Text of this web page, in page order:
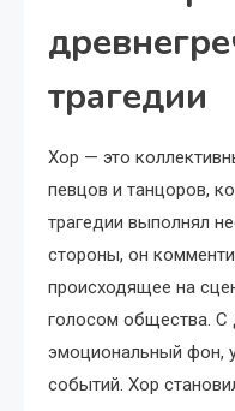
трагедии
Хор — это
певцов и танцоров,
трагедии выполнял
стороны, он
происходящее на
голосом общества. С
эмоциональный фон,
событий. Хор